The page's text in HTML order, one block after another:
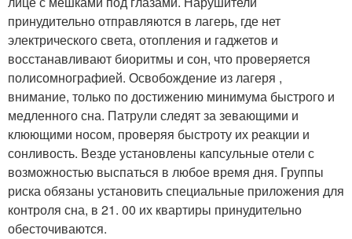
принудительно отправляются в лагерь, где нет
электрического света, отопления и гаджетов и
восстанавливают биоритмы и сон, что проверяется
полисомнографией. Освобождение из лагеря ,
внимание, только по достижению минимума быстрого и
медленного сна. Патрули следят за зевающими и
клюющими носом, проверяя быстроту их реакции и
сонливость. Везде установлены капсульные отели с
возможностью выспаться в любое время дня. Группы
риска обязаны установить специальные приложения для
контроля сна, в 21. 00 их квартиры принудительно
обесточиваются.